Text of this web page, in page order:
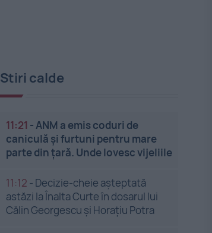
Stiri calde
11:21 -ANM a emis coduri de
caniculă și furtuni pentru mare
parte din țară. Unde lovesc vijeliile
11:12 - Decizie-cheie așteptată
astăzi la Înalta Curte în dosarul lui
Călin Georgescu și Horațiu Potra